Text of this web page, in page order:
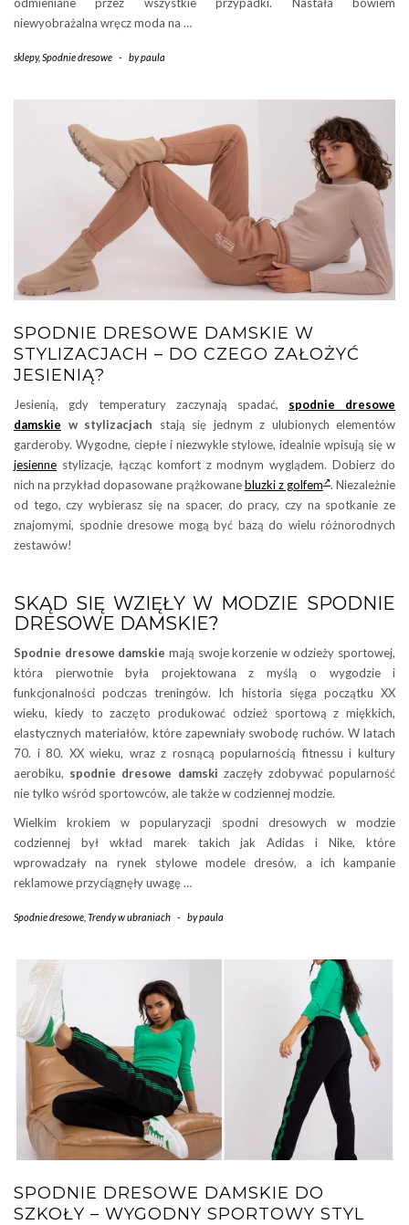
niewyobrażalna wręcz moda na …
sklepy,Spodnie dresowe - bypaula
SPODNIE DRESOWE DAMSKIE W
STYLIZACJACH – DO CZEGO ZAŁOŻYĆ
JESIENIĄ?
Jesienią, gdy temperatury zaczynają spadać, spodnie dresowe
damskie w stylizacjach stają się jednym z ulubionych elementów
garderoby. Wygodne, ciepłe i niezwykle stylowe, idealnie wpisują się w
jesienne stylizacje, łącząc komfort z modnym wyglądem. Dobierz do
nich na przykład dopasowane prążkowanebluzki z golfem . Niezależnie
od tego, czy wybierasz się na spacer, do pracy, czy na spotkanie ze
znajomymi, spodnie dresowe mogą być bazą do wielu różnorodnych
zestawów!
SKĄD SIĘ WZIĘŁY W MODZIE SPODNIE
DRESOWE DAMSKIE?
Spodnie dresowe damskie mają swoje korzenie w odzieży sportowej,
która pierwotnie była projektowana z myślą o wygodzie i
funkcjonalności podczas treningów. Ich historia sięga początku XX
wieku, kiedy to zaczęto produkować odzież sportową z miękkich,
elastycznych materiałów, które zapewniały swobodę ruchów. W latach
70. i 80. XX wieku, wraz z rosnącą popularnością fitnessu i kultury
aerobiku, spodnie dresowe damski zaczęły zdobywać popularność
nie tylko wśród sportowców, ale także w codziennej modzie.
Wielkim krokiem w popularyzacji spodni dresowych w modzie
codziennej był wkład marek takich jak Adidas i Nike, które
wprowadzały na rynek stylowe modele dresów, a ich kampanie
reklamowe przyciągnęły uwagę …
Spodnie dresowe Trendy w ubraniach - bypaula
SPODNIE DRESOWE DAMSKIE DO
SZKOŁY – WYGODNY SPORTOWY STYL